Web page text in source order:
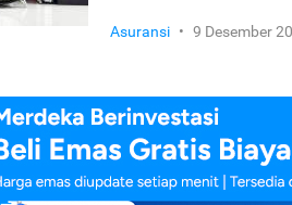
Asuransi • 9 Desember